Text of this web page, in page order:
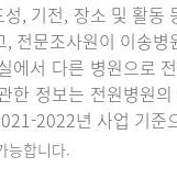
, 기전, 장소 및 활
전문조사원이 이송
에서 다른 병원으로
한 정보는 전원병원
2022년 사업 기준
능합니다.